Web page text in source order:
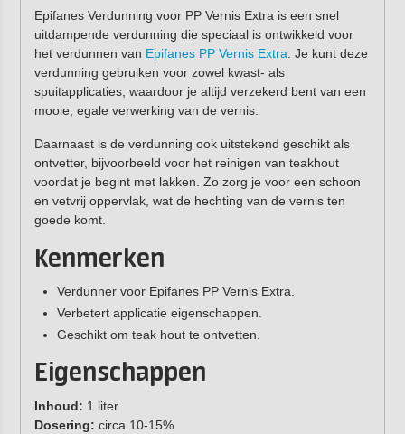
Epifanes Verdunning voor PP Vernis Extra is een snel
uitdampende verdunning die speciaal is ontwikkeld voor
het verdunnen van Epifanes PP Vernis Extra . Je kunt deze
verdunning gebruiken voor zowel kwast- als
spuitapplicaties, waardoor je altijd verzekerd bent van een
mooie, egale verwerking van de vernis.
Daarnaast is de verdunning ook uitstekend geschikt als
ontvetter, bijvoorbeeld voor het reinigen van teakhout
voordat je begint met lakken. Zo zorg je voor een schoon
en vetvrij oppervlak, wat de hechting van de vernis ten
goede komt.
Kenmerken
Verdunner voor Epifanes PP Vernis Extra.
Verbetert applicatie eigenschappen.
Geschikt om teak hout te ontvetten.
Eigenschappen
Inhoud: 1 liter
Dosering: circa 10-15%